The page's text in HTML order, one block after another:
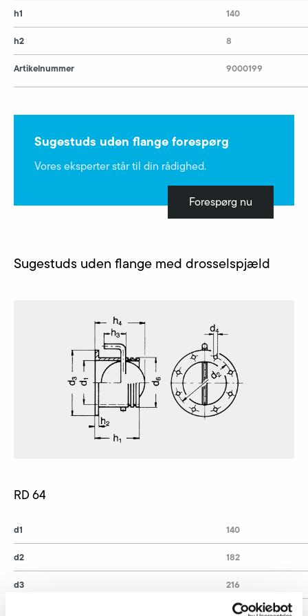
h1
h2
Artikelnummer
140
8
9000199
Sugestuds uden flange forespørg
Vores eksperter står til din rådighed.
Forespørg nu
Sugestuds uden flange med drosselspjæld
RD 64
d1
d2
d3
140
182
216
8 x 11,5